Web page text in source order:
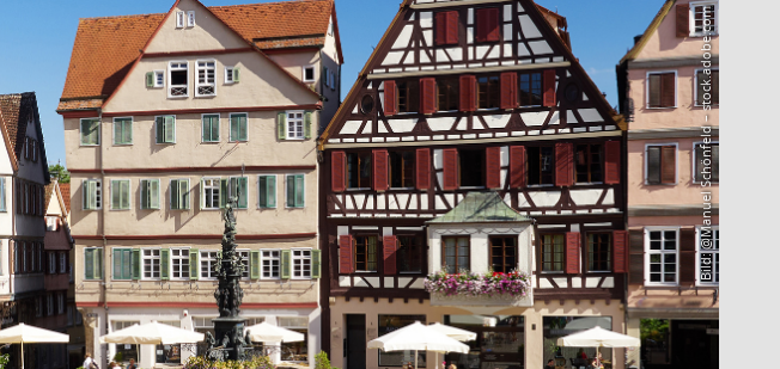
Bild: @Manuel Schönfeld – stock.adobe.com